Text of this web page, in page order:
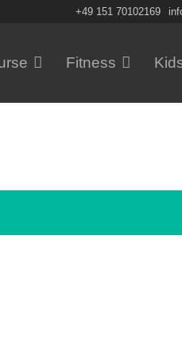
+49 151 70102169
Fitness